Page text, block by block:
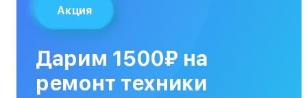
Кухонные плиты
МФУ
Акция
Дарим 1500₽ на
ремонт техники